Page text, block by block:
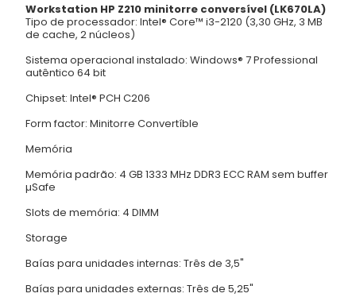
Workstation HP Z210 minitorre conversível (LK670LA)
Tipo de processador: Intel® Core™ i3-2120 (3,30 GHz, 3 MB
de cache, 2 núcleos)
Sistema operacional instalado: Windows® 7 Professional
autêntico 64 bit
Chipset: Intel® PCH C206
Form factor: Minitorre Convertíble
Memória
Memória padrão: 4 GB 1333 MHz DDR3 ECC RAM sem buffer
µSafe
Slots de memória: 4 DIMM
Storage
Baías para unidades internas: Três de 3,5"
Baías para unidades externas: Três de 5,25"